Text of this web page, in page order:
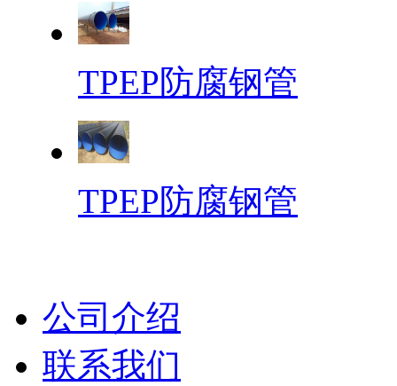
TPEP防腐钢管
TPEP防腐钢管
公司介绍
联系我们